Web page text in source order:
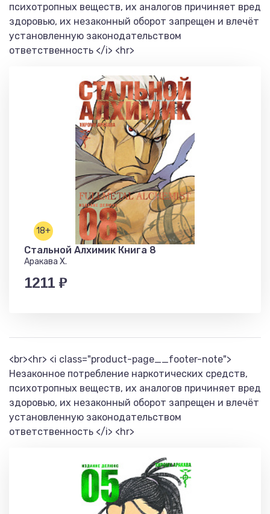
психотропных веществ, их аналогов причиняет вред
здоровью, их незаконный оборот запрещен и влечёт
установленную законодательством
ответственность </i> <hr>
18+
Стальной Алхимик Книга 8
Аракава Х.
1211 ₽
<br><hr> <i class="product-page__footer-note">
Незаконное потребление наркотических средств,
психотропных веществ, их аналогов причиняет вред
здоровью, их незаконный оборот запрещен и влечёт
установленную законодательством
ответственность </i> <hr>